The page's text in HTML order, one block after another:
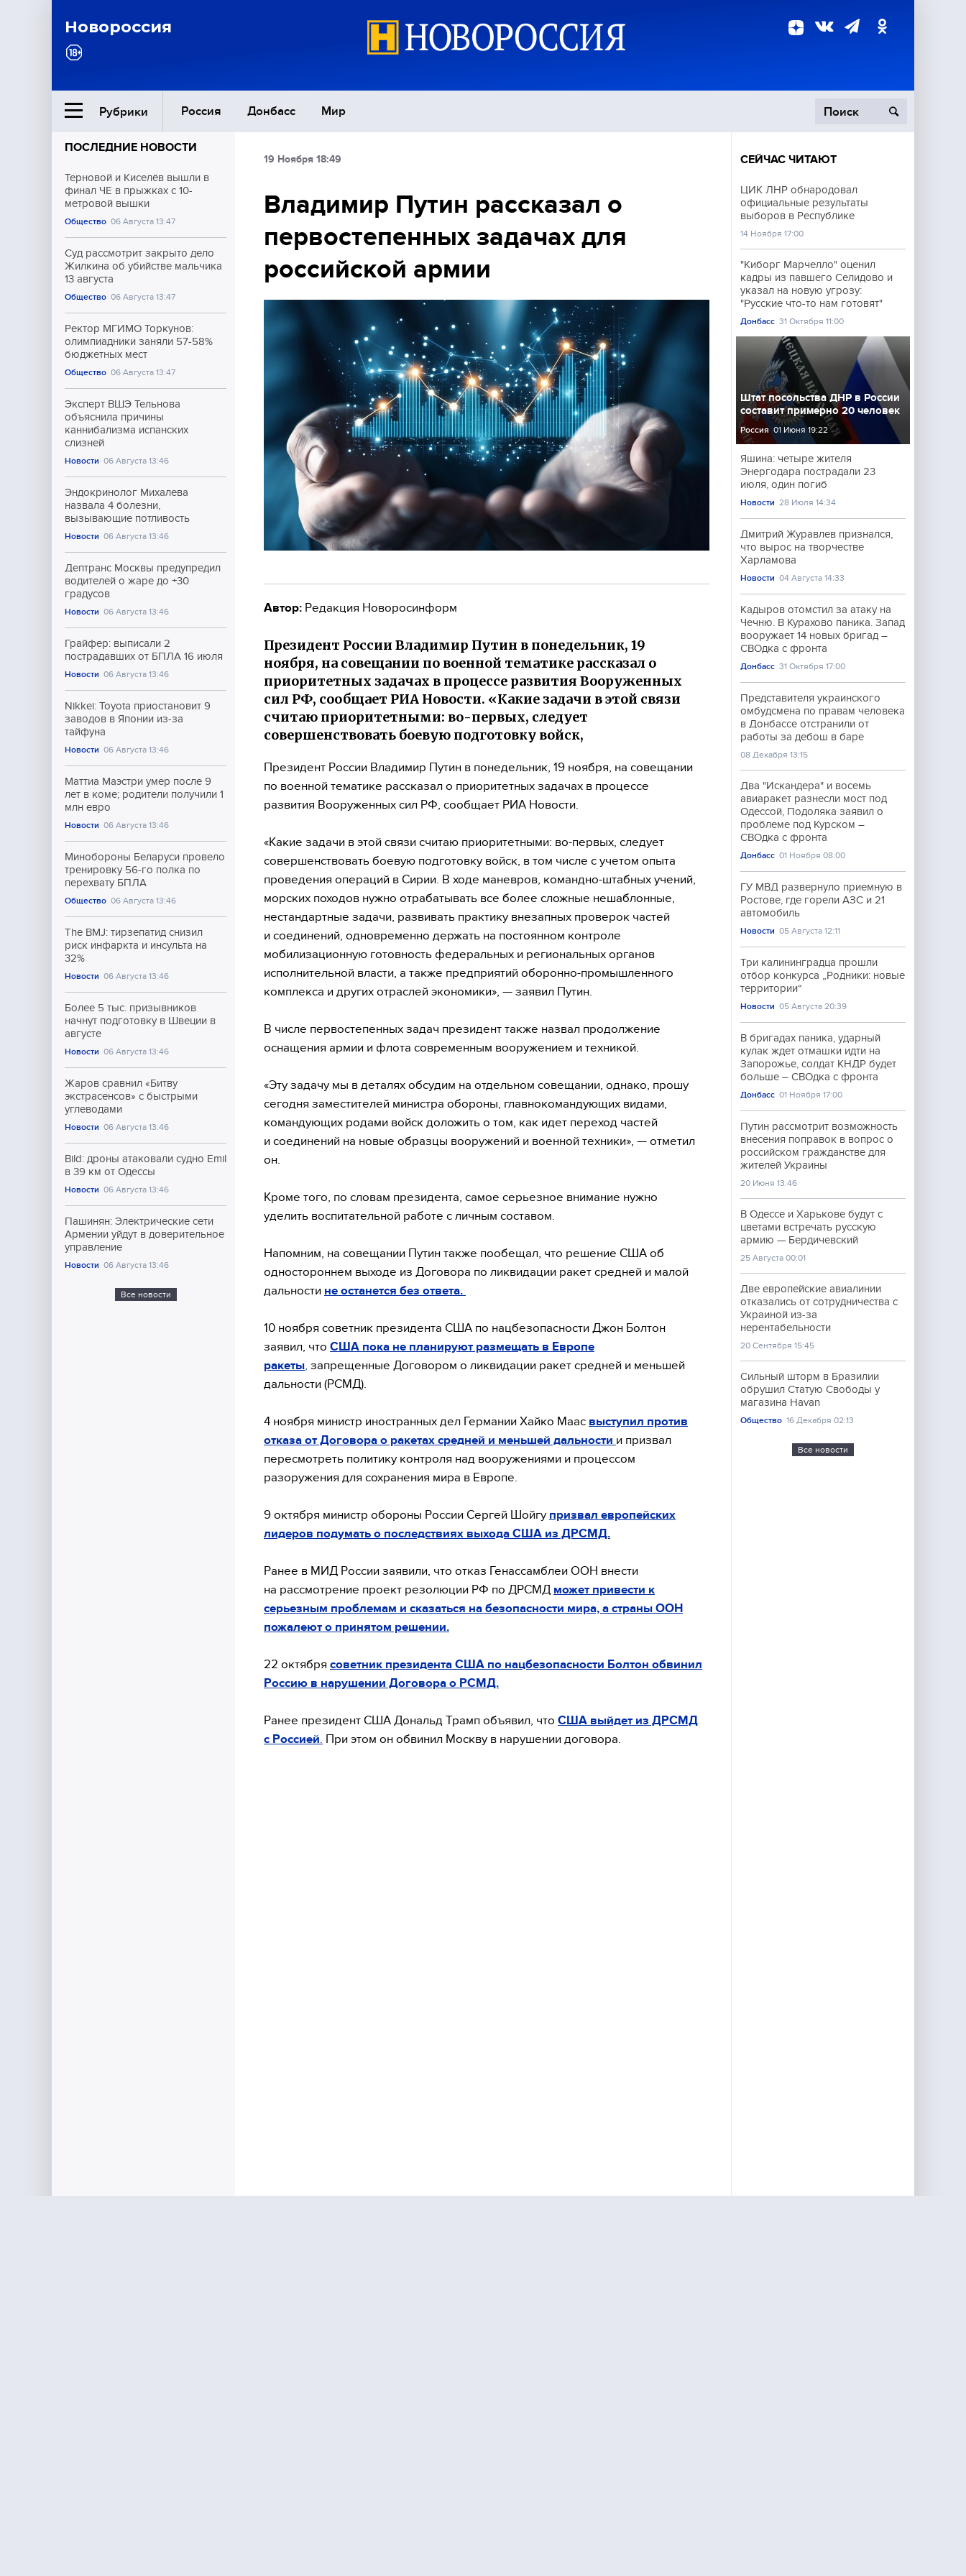
Новороссия
Рубрики Россия Донбасс Мир
Ближний Восток
Общество
Экономика
Происшествия
Культура
Спорт
ПОСЛЕДНИЕ НОВОСТИ
Терновой и Киселёв вышли в
финал ЧЕ в прыжках с 10-
метровой вышки
Общество 06 Августа 13:47
Суд рассмотрит закрыто дело
Жилкина об убийстве мальчика
13 августа
Общество 06 Августа 13:47
Ректор МГИМО Торкунов:
олимпиадники заняли 57-58%
бюджетных мест
Общество 06 Августа 13:47
Эксперт ВШЭ Тельнова
объяснила причины
каннибализма испанских
слизней
Новости 06 Августа 13:46
Эндокринолог Михалева
назвала 4 болезни,
вызывающие потливость
Новости 06 Августа 13:46
Дептранс Москвы предупредил
водителей о жаре до +30
градусов
Новости 06 Августа 13:46
Грайфер: выписали 2
пострадавших от БПЛА 16 июля
Новости 06 Августа 13:46
Nikkei: Toyota приостановит 9
заводов в Японии из-за
тайфуна
Новости 06 Августа 13:46
Маттиа Маэстри умер после 9
лет в коме; родители получили 1
млн евро
Новости 06 Августа 13:46
Минобороны Беларуси провело
тренировку 56-го полка по
перехвату БПЛА
Общество 06 Августа 13:46
The BMJ: тирзепатид снизил
риск инфаркта и инсульта на
32%
Новости 06 Августа 13:46
Более 5 тыс. призывников
начнут подготовку в Швеции в
августе
Новости 06 Августа 13:46
Жаров сравнил «Битву
экстрасенсов» с быстрыми
углеводами
Новости 06 Августа 13:46
Bild: дроны атаковали судно Emil
в 39 км от Одессы
Новости 06 Августа 13:46
Пашинян: Электрические сети
Армении уйдут в доверительное
управление
Новости 06 Августа 13:46
Все новости
19 Ноября 18:49
Владимир Путин рассказал о
первостепенных задачах для
российской армии
Автор: Редакция Новоросинформ
Президент России Владимир Путин в понедельник, 19
ноября, на совещании по военной тематике рассказал о
приоритетных задачах в процессе развития Вооруженных
сил РФ, сообщает РИА Новости. «Какие задачи в этой связи
считаю приоритетными: во-первых, следует
совершенствовать боевую подготовку войск,
Президент России Владимир Путин в понедельник, 19 ноября, на совещании
по военной тематике рассказал о приоритетных задачах в процессе
развития Вооруженных сил РФ, сообщает РИА Новости.
«Какие задачи в этой связи считаю приоритетными: во-первых, следует
совершенствовать боевую подготовку войск, в том числе с учетом опыта
проведения операций в Сирии. В ходе маневров, командно-штабных учений,
морских походов нужно отрабатывать все более сложные нешаблонные,
нестандартные задачи, развивать практику внезапных проверок частей
и соединений, одновременно держать на постоянном контроле
мобилизационную готовность федеральных и региональных органов
исполнительной власти, а также предприятий оборонно-промышленного
комплекса и других отраслей экономики», — заявил Путин.
В числе первостепенных задач президент также назвал продолжение
оснащения армии и флота современным вооружением и техникой.
«Эту задачу мы в деталях обсудим на отдельном совещании, однако, прошу
сегодня заместителей министра обороны, главнокомандующих видами,
командующих родами войск доложить о том, как идет переход частей
и соединений на новые образцы вооружений и военной техники», — отметил
он.
Кроме того, по словам президента, самое серьезное внимание нужно
уделить воспитательной работе с личным составом.
Напомним, на совещании Путин также пообещал, что решение США об
одностороннем выходе из Договора по ликвидации ракет средней и малой
дальности не останется без ответа.
10 ноября советник президента США по нацбезопасности Джон Болтон
заявил, что США пока не планируют размещать в Европе
ракеты запрещенные Договором о ликвидации ракет средней и меньшей
дальности (РСМД).
4 ноября министр иностранных дел Германии Хайко Маас выступил против
отказа от Договора о ракетах средней и меньшей дальности и призвал
пересмотреть политику контроля над вооружениями и процессом
разоружения для сохранения мира в Европе.
9 октября министр обороны России Сергей Шойгу призвал европейских
лидеров подумать о последствиях выхода США из ДРСМД.
Ранее в МИД России заявили, что отказ Генассамблеи ООН внести
на рассмотрение проект резолюции РФ по ДРСМД может привести к
серьезным проблемам и сказаться на безопасности мира, а страны ООН
пожалеют о принятом решении.
22 октября советник президента США по нацбезопасности Болтон обвинил
Россию в нарушении Договора о РСМД.
Ранее президент США Дональд Трамп объявил, что США выйдет из ДРСМД
с Россией При этом он обвинил Москву в нарушении договора.
СЕЙЧАС ЧИТАЮТ
ЦИК ЛНР обнародовал
официальные результаты
выборов в Республике
14 Ноября 17:00
"Киборг Марчелло" оценил
кадры из павшего Селидово и
указал на новую угрозу:
"Русские что-то нам готовят"
Донбасс 31 Октября 11:00
Штат посольства ДНР в России
составит примерно 20 человек
Россия 01 Июня 19:22
Яшина: четыре жителя
Энергодара пострадали 23
июля, один погиб
Новости 28 Июля 14:34
Дмитрий Журавлев признался,
что вырос на творчестве
Харламова
Новости 04 Августа 14:33
Кадыров отомстил за атаку на
Чечню. В Курахово паника. Запад
вооружает 14 новых бригад –
СВОдка с фронта
Донбасс 31 Октября 17:00
Представителя украинского
омбудсмена по правам человека
в Донбассе отстранили от
работы за дебош в баре
08 Декабря 13:15
Два "Искандера" и восемь
авиаракет разнесли мост под
Одессой, Подоляка заявил о
проблеме под Курском –
СВОдка с фронта
Донбасс 01 Ноября 08:00
ГУ МВД развернуло приемную в
Ростове, где горели АЗС и 21
автомобиль
Новости 05 Августа 12:11
Три калининградца прошли
отбор конкурса „Родники: новые
территории“
Новости 05 Августа 20:39
В бригадах паника, ударный
кулак ждет отмашки идти на
Запорожье, солдат КНДР будет
больше – СВОдка с фронта
Донбасс 01 Ноября 17:00
Путин рассмотрит возможность
внесения поправок в вопрос о
российском гражданстве для
жителей Украины
20 Июня 13:46
В Одессе и Харькове будут с
цветами встречать русскую
армию — Бердичевский
25 Августа 00:01
Две европейские авиалинии
отказались от сотрудничества с
Украиной из-за
нерентабельности
20 Сентября 15:45
Сильный шторм в Бразилии
обрушил Статую Свободы у
магазина Havan
Общество 16 Декабря 02:13
Все новости